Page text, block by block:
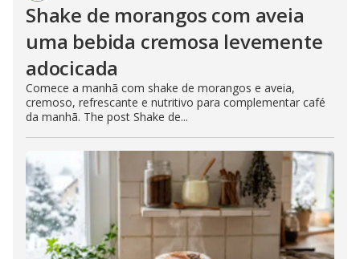
Shake de morangos com aveia
uma bebida cremosa levemente
adocicada
Comece a manhã com shake de morangos e aveia,
cremoso, refrescante e nutritivo para complementar café
da manhã. The post Shake de...